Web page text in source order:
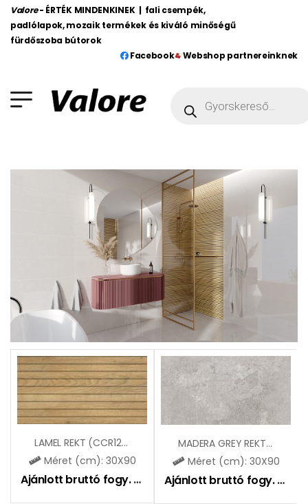
Valore - ÉRTÉK MINDENKINEK | fali csempék,
padlólapok, mozaik termékek és kiváló minőségű
fürdőszoba bútorok
Facebook
Webshop partnereinknek
LAMEL REKT (CCR126)
Méret (cm): 30X90
Ajánlott bruttó fogy. ár: 12590Ft
MADERA GREY REKT / CLERMONT GREY REKT (CCR92)
Méret (cm): 30X90
Ajánlott bruttó fogy. ár: